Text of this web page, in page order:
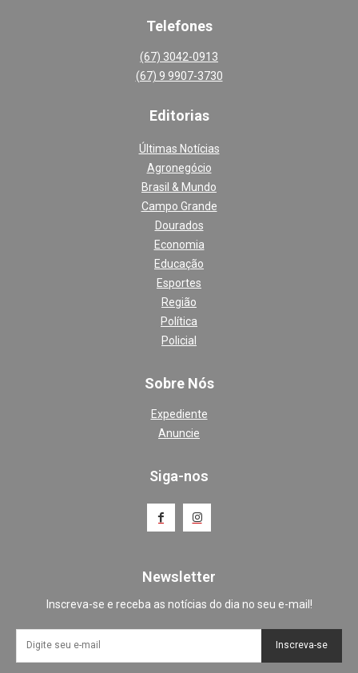
Telefones
(67) 3042-0913
(67) 9 9907-3730
Editorias
Últimas Notícias
Agronegócio
Brasil & Mundo
Campo Grande
Dourados
Economia
Educação
Esportes
Região
Política
Policial
Sobre Nós
Expediente
Anuncie
Siga-nos
Newsletter
Inscreva-se e receba as notícias do dia no seu e-mail!
Inscreva-se